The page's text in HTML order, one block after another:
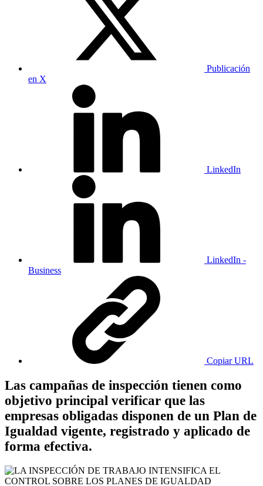
Publicación
en X
LinkedIn
LinkedIn -
Business
Copiar URL
Las campañas de inspección tienen como
objetivo principal verificar que las
empresas obligadas disponen de un Plan de
Igualdad vigente, registrado y aplicado de
forma efectiva.